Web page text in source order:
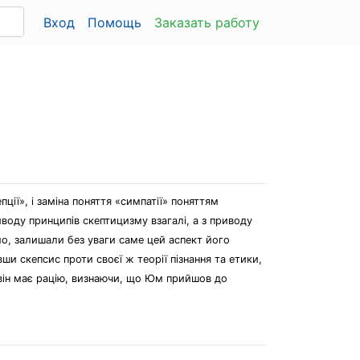
Вход Помощь Заказать работу
і заміна поняття «симпатії» поняттям
принципів скептицизму взагалі, а з приводу
залишали без уваги саме цей аспект його
проти своєї ж теорії пізнання та етики,
має рацію, визнаючи, що Юм прийшов до